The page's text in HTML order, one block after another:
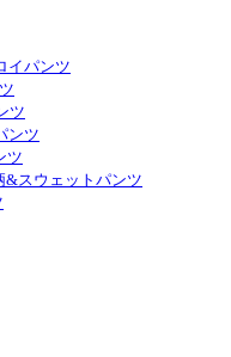
イパンツ
ツ
ンツ
ツ
&スウェットパンツ